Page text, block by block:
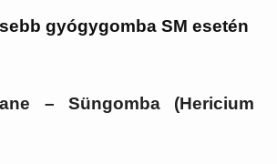
gyógygomba SM esetén
– Süngomba (Hericium